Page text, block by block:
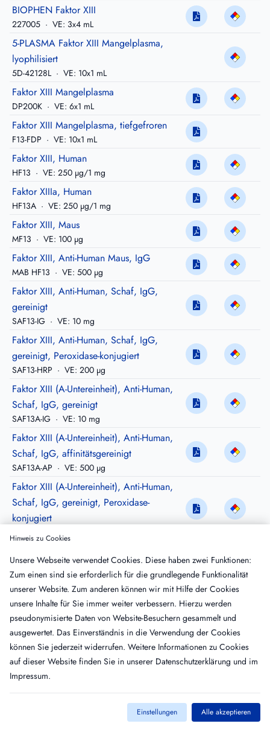
BIOPHEN Faktor XIII
227005 · VE: 3x4 mL
5-PLASMA Faktor XIII Mangelplasma,
lyophilisiert
5D-42128L · VE: 10x1 mL
Faktor XIII Mangelplasma
DP200K · VE: 6x1 mL
Faktor XIII Mangelplasma, tiefgefroren
F13-FDP · VE: 10x1 mL
Faktor XIII, Human
HF13 · VE: 250 µg/1 mg
Faktor XIIIa, Human
HF13A · VE: 250 µg/1 mg
Faktor XIII, Maus
MF13 · VE: 100 µg
Faktor XIII, Anti-Human Maus, IgG
MAB HF13 · VE: 500 µg
Faktor XIII, Anti-Human, Schaf, IgG,
gereinigt
SAF13-IG · VE: 10 mg
Faktor XIII, Anti-Human, Schaf, IgG,
gereinigt, Peroxidase-konjugiert
SAF13-HRP · VE: 200 µg
Faktor XIII (A-Untereinheit), Anti-Human,
Schaf, IgG, gereinigt
SAF13A-IG · VE: 10 mg
Faktor XIII (A-Untereinheit), Anti-Human,
Schaf, IgG, affinitätsgereinigt
SAF13A-AP · VE: 500 µg
Faktor XIII (A-Untereinheit), Anti-Human,
Schaf, IgG, gereinigt, Peroxidase-
konjugiert
SAF13A-HRP ·
Schaf, IgG, affinitätsgereinigt, biotinyliert
SAF13A-APBIO · VE: 100 µg
Faktor XIII (A-Untereinheit), Anti-Human,
Schaf, IgG, affinitätsgereinigt, FITC
konjugiert
SAF13A-APFTC · VE: 100 µg
ImpressumAGBDatenschutz
Hinweis zu Cookies
Unsere Webseite verwendet Cookies. Diese haben zwei Funktionen:
Zum einen sind sie erforderlich für die grundlegende Funktionalität
unserer Website. Zum anderen können wir mit Hilfe der Cookies
unsere Inhalte für Sie immer weiter verbessern. Hierzu werden
pseudonymisierte Daten von Website-Besuchern gesammelt und
ausgewertet. Das Einverständnis in die Verwendung der Cookies
können Sie jederzeit widerrufen. Weitere Informationen zu Cookies
auf dieser Website finden Sie in unserer Datenschutzerklärung und im
Impressum.
Einstellungen Alle akzeptieren